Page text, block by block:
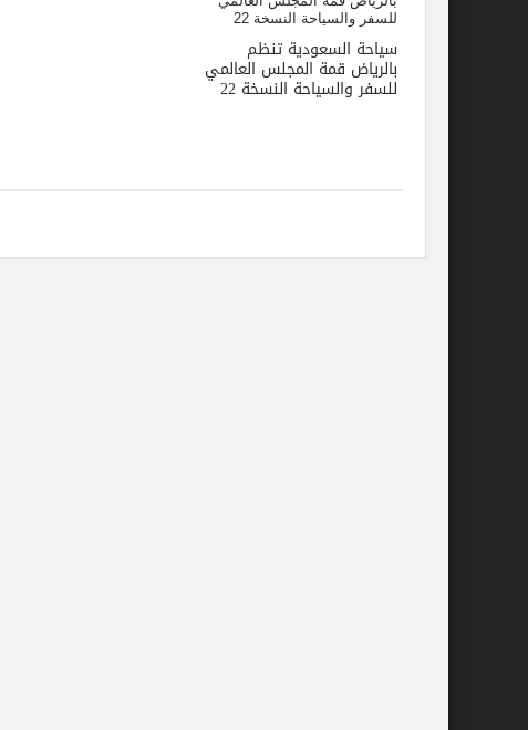
سياحة السعودية تنظم
بالرياض قمة المجلس العالمي
للسفر والسياحة النسخة 22